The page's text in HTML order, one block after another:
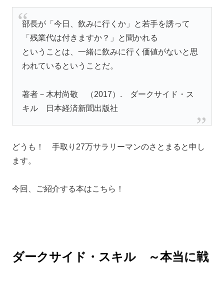
部長が「今日、飲みに行くか」と若手を誘って
「残業代は付きますか？」と聞かれる
ということは、一緒に飲みに行く価値がないと思
われているということだ。
著者－木村尚敬 （2017）. ダークサイド・ス
キル 日本経済新聞出版社
どうも！ 手取り27万サラリーマンのさとまると申し
ます。
今回、ご紹介する本はこちら！
ダークサイド・スキル ～本当に戦